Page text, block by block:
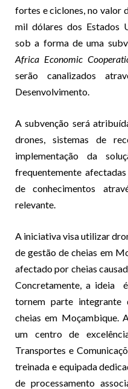
fortes e ciclones, no valor
mil dólares dos Estados
sob a forma de uma
Africa Economic
serão canalizados
Desenvolvimento.
A subvenção será
drones, sistemas de
implementação da
frequentemente
de conhecimentos
relevante.
A iniciativa visa utilizar
de gestão de cheias em
afectado por cheias
Concretamente, a ideia
tornem parte integrante
cheias em Moçambique.
um centro de
Transportes e
treinada e equipada
de processamento